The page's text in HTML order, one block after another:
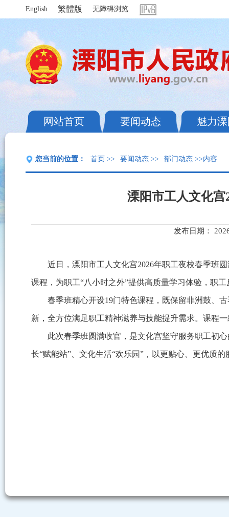
English 繁體版 无障碍浏览
网站首页 要闻动态 魅力
您当前的位置： 首页 >> 要闻动态 >> 部门动态 >>内容
溧阳市工人文化
发布日期：
近日，溧阳市工人文化宫2026年职工夜校春季班
课程，为职工“八小时之外”提供高质量学习体验，职
春季班精心开设19门特色课程，既保留非洲鼓、
新，全方位满足职工精神滋养与技能提升需求。课程
此次春季班圆满收官，是文化宫坚守服务职工初
长“赋能站”、文化生活“欢乐园”，以更贴心、更优质